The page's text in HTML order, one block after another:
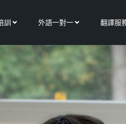
訓 Open 企業培訓
外語一對一Open 外語一
翻譯服